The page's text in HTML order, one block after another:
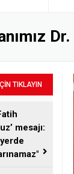
TIKLAYIN
mesajı: